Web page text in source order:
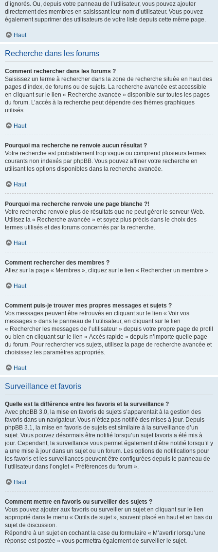
d’ignorés. Ou, depuis votre panneau de l’utilisateur, vous pouvez ajouter
directement des membres en saisissant leur nom d’utilisateur. Vous pouvez
également supprimer des utilisateurs de votre liste depuis cette même page.
Haut
Recherche dans les forums
Comment rechercher dans les forums ?
Saisissez un terme à rechercher dans la zone de recherche située en haut des
pages d’index, de forums ou de sujets. La recherche avancée est accessible
en cliquant sur le lien « Recherche avancée » disponible sur toutes les pages
du forum. L’accès à la recherche peut dépendre des thèmes graphiques
utilisés.
Haut
Pourquoi ma recherche ne renvoie aucun résultat ?
Votre recherche est probablement trop vague ou comprend plusieurs termes
courants non indexés par phpBB. Vous pouvez affiner votre recherche en
utilisant les options disponibles dans la recherche avancée.
Haut
Pourquoi ma recherche renvoie une page blanche ?!
Votre recherche renvoie plus de résultats que ne peut gérer le serveur Web.
Utilisez la « Recherche avancée » et soyez plus précis dans le choix des
termes utilisés et des forums concernés par la recherche.
Haut
Comment rechercher des membres ?
Allez sur la page « Membres », cliquez sur le lien « Rechercher un membre ».
Haut
Comment puis-je trouver mes propres messages et sujets ?
Vos messages peuvent être retrouvés en cliquant sur le lien « Voir vos
messages » dans le panneau de l’utilisateur, en cliquant sur le lien
« Rechercher les messages de l’utilisateur » depuis votre propre page de profil
ou bien en cliquant sur le lien « Accès rapide » depuis n’importe quelle page
du forum. Pour rechercher vos sujets, utilisez la page de recherche avancée et
choisissez les paramètres appropriés.
Haut
Surveillance et favoris
Quelle est la différence entre les favoris et la surveillance ?
Avec phpBB 3.0, la mise en favoris de sujets s’apparentait à la gestion des
favoris dans un navigateur. Vous n’étiez pas notifié des mises à jour. Depuis
phpBB 3.1, la mise en favoris de sujets est similaire à la surveillance d’un
sujet. Vous pouvez désormais être notifié lorsqu’un sujet favoris a été mis à
jour. Cependant, la surveillance vous permet également d’être notifié lorsqu’il y
a une mise à jour dans un sujet ou un forum. Les options de notifications pour
les favoris et les surveillances peuvent être configurées depuis le panneau de
l’utilisateur dans l’onglet « Préférences du forum ».
Haut
Comment mettre en favoris ou surveiller des sujets ?
Vous pouvez ajouter aux favoris ou surveiller un sujet en cliquant sur le lien
approprié dans le menu « Outils de sujet », souvent placé en haut et en bas du
sujet de discussion.
Répondre à un sujet en cochant la case du formulaire « M’avertir lorsqu’une
réponse est postée » vous permettra également de surveiller le sujet.